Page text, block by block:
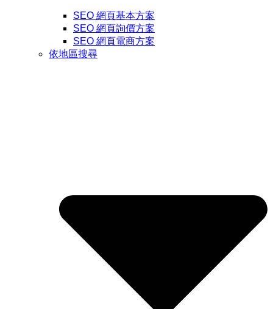
SEO 網頁基本方案
SEO 網頁詢價方案
SEO 網頁電商方案
依地區搜尋